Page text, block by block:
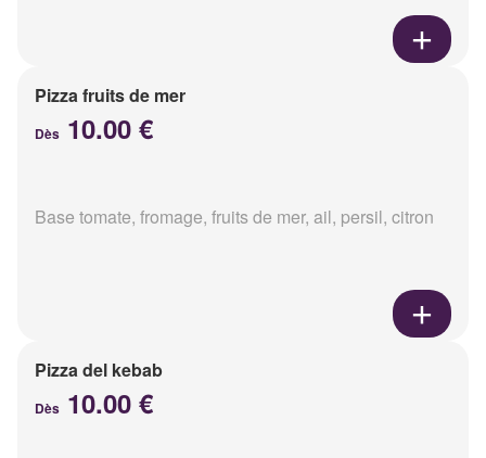
Pizza fruits de mer
Dès 10.00 €
Base tomate, fromage, fruits de mer, ail, persil, citron
Pizza del kebab
Dès 10.00 €